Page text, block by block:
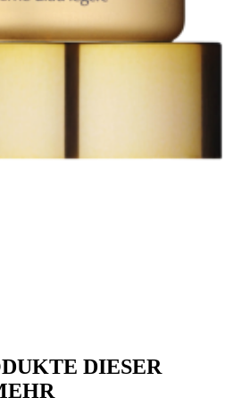
DIESER